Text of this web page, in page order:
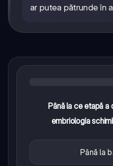
ar putea pătrunde în
Până la ce etapă a
embriologia
Până la